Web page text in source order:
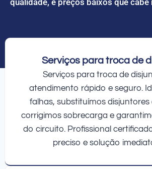
Serviços para troca de
Serviços para troca de
atendimento rápido e seguro.
falhas, substituímos disjuntores
corrigimos sobrecarga e
do circuito. Profissional
preciso e solução